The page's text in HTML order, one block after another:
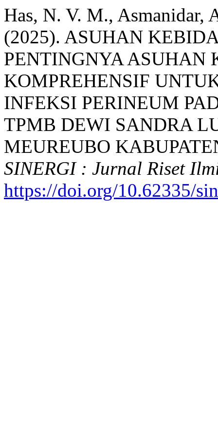
Has, N. V. M.,
(2025). ASUHAN
PENTINGNYA ASUHAN
KOMPREHENSIF
INFEKSI PERINEUM
TPMB DEWI SANDRA
MEUREUBO
SINERGI : Jurnal Riset
https://doi.org/10.62335/